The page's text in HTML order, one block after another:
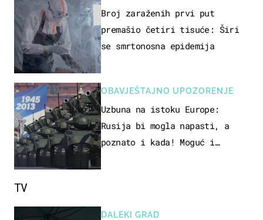
Broj zaraženih prvi put
premašio četiri tisuće: Širi
se smrtonosna epidemija
OBAVJEŠTAJNO UPOZORENJE
Uzbuna na istoku Europe:
Rusija bi mogla napasti, a
poznato i kada! Moguć i
TV
DALEKI GRAD